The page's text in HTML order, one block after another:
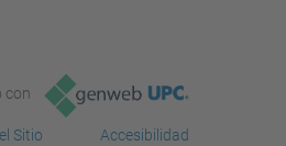
con
Sitio
Accesibilidad